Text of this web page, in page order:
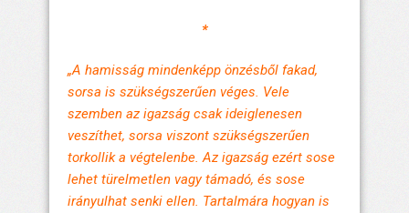
*
„A hamisság mindenképp önzésből fakad,
sorsa is szükségszerűen véges. Vele
szemben az igazság csak ideiglenesen
veszíthet, sorsa viszont szükségszerűen
torkollik a végtelenbe. Az igazság ezért sose
lehet türelmetlen vagy támadó, és sose
irányulhat senki ellen. Tartalmára hogyan is